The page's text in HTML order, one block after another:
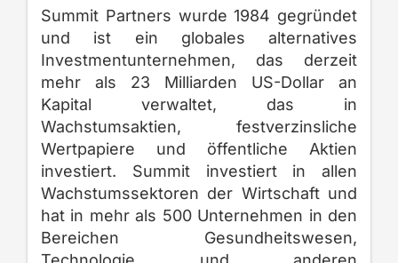
Summit Partners wurde 1984 gegründet
und ist ein globales alternatives
Investmentunternehmen, das derzeit
mehr als 23 Milliarden US-Dollar an
Kapital verwaltet, das in
Wachstumsaktien, festverzinsliche
Wertpapiere und öffentliche Aktien
investiert. Summit investiert in allen
Wachstumssektoren der Wirtschaft und
hat in mehr als 500 Unternehmen in den
Bereichen Gesundheitswesen,